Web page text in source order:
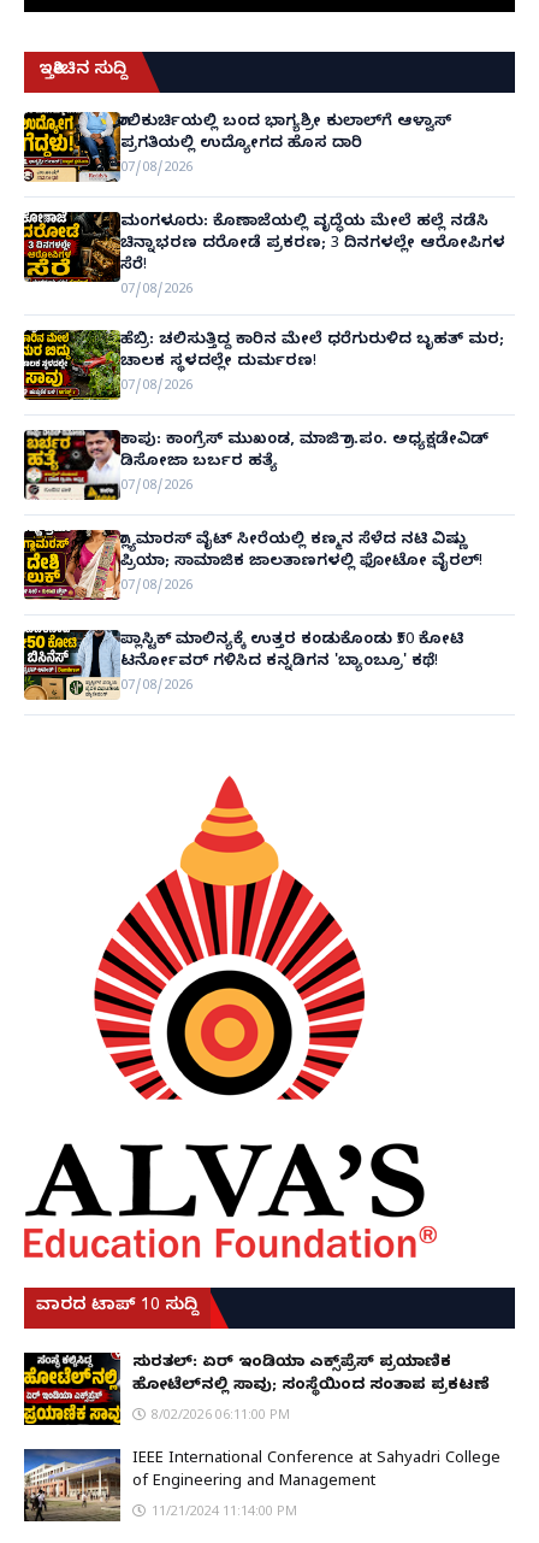
ಇತ್ತೀಚಿನ ಸುದ್ದಿ
ಗಾಲಿಕುರ್ಚಿಯಲ್ಲಿ ಬಂದ ಭಾಗ್ಯಶ್ರೀ ಕುಲಾಲ್‌ಗೆ ಆಳ್ವಾಸ್
ಪ್ರಗತಿಯಲ್ಲಿ ಉದ್ಯೋಗದ ಹೊಸ ದಾರಿ
07/08/2026
ಮಂಗಳೂರು: ಕೊಣಾಜೆಯಲ್ಲಿ ವೃದ್ಧೆಯ ಮೇಲೆ ಹಲ್ಲೆ ನಡೆಸಿ
ಚಿನ್ನಾಭರಣ ದರೋಡೆ ಪ್ರಕರಣ; 3 ದಿನಗಳಲ್ಲೇ ಆರೋಪಿಗಳ
ಸೆರೆ!
07/08/2026
ಹೆಬ್ರಿ: ಚಲಿಸುತ್ತಿದ್ದ ಕಾರಿನ ಮೇಲೆ ಧರೆಗುರುಳಿದ ಬೃಹತ್ ಮರ;
ಚಾಲಕ ಸ್ಥಳದಲ್ಲೇ ದುರ್ಮರಣ!
07/08/2026
ಕಾಪು: ಕಾಂಗ್ರೆಸ್ ಮುಖಂಡ, ಮಾಜಿ ಗ್ರಾ.ಪಂ. ಅಧ್ಯಕ್ಷಡೇವಿಡ್
ಡಿಸೋಜಾ ಬರ್ಬರ ಹತ್ಯೆ
07/08/2026
ಗ್ಲ್ಯಾಮಾರಸ್ ವೈಟ್‌ ಸೀರೆಯಲ್ಲಿ ಕಣ್ಮನ ಸೆಳೆದ ನಟಿ ವಿಷ್ಣು
ಪ್ರಿಯಾ; ಸಾಮಾಜಿಕ ಜಾಲತಾಣಗಳಲ್ಲಿ ಫೋಟೋ ವೈರಲ್!
07/08/2026
ಪ್ಲಾಸ್ಟಿಕ್ ಮಾಲಿನ್ಯಕ್ಕೆ ಉತ್ತರ ಕಂಡುಕೊಂಡು ₹50 ಕೋಟಿ
ಟರ್ನೋವರ್ ಗಳಿಸಿದ ಕನ್ನಡಿಗನ 'ಬ್ಯಾಂಬ್ರೂ' ಕಥೆ!
07/08/2026
ವಾರದ ಟಾಪ್ 10 ಸುದ್ದಿ
ಸುರತ್ಕಲ್: ಏರ್ ಇಂಡಿಯಾ ಎಕ್ಸ್‌ಪ್ರೆಸ್ ಪ್ರಯಾಣಿಕ
ಹೋಟೆಲ್‌ನಲ್ಲಿ ಸಾವು; ಸಂಸ್ಥೆಯಿಂದ ಸಂತಾಪ ಪ್ರಕಟಣೆ
8/02/2026 06:11:00 PM
IEEE International Conference at Sahyadri College
of Engineering and Management
11/21/2024 11:14:00 PM